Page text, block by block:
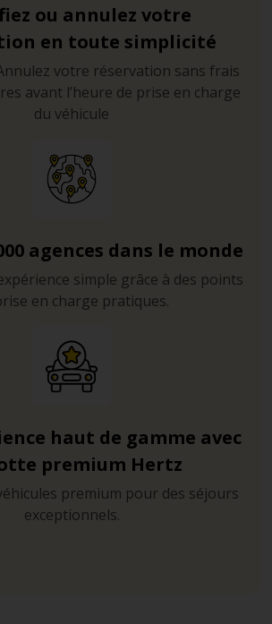
ou annulez votre
en toute simplicité
votre réservation sans frais
avant l’heure de prise en charge
du véhicule
agences dans le monde
simple grâce à des points
en charge pratiques.
haut de gamme avec
premium Hertz
premium pour des séjours
exceptionnels.